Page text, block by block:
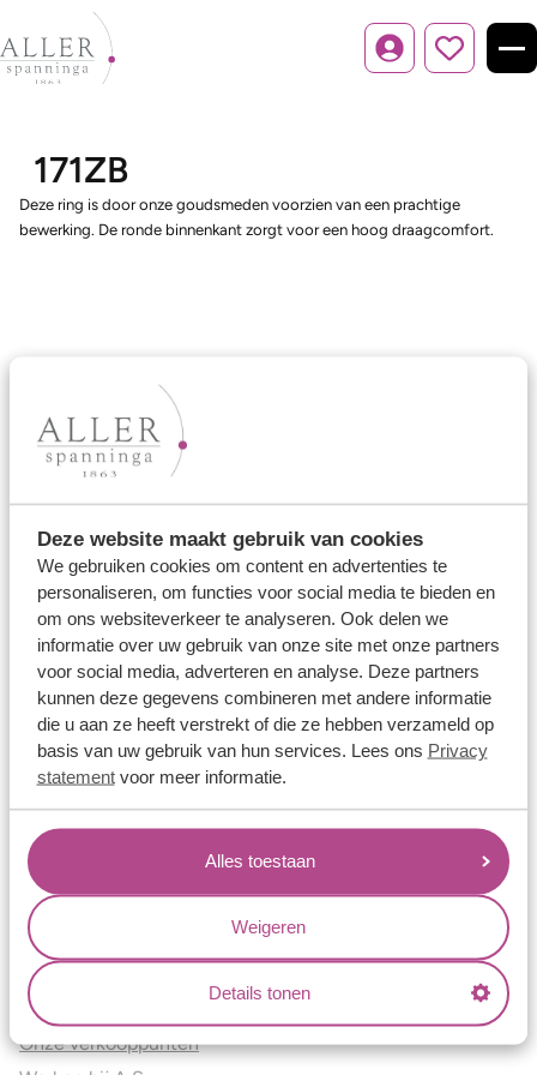
Deze website maakt gebruik van cookies
We gebruiken cookies om content en advertenties te
personaliseren, om functies voor social media te bieden en
om ons websiteverkeer te analyseren. Ook delen we
informatie over uw gebruik van onze site met onze partners
voor social media, adverteren en analyse. Deze partners
kunnen deze gegevens combineren met andere informatie
die u aan ze heeft verstrekt of die ze hebben verzameld op
basis van uw gebruik van hun services. Lees ons Privacy
statementvoor meer informatie.
Alles toestaan
Weigeren
Details tonen
Inloggen
171ZB
Deze ring is door onze goudsmeden voorzien van een prachtige
bewerking. De ronde binnenkant zorgt voor een hoog draagcomfort.
Ons aanbod
Trouwringen
Memoireringen
Verlovingsringen
Vriendschapsringen
Over ons
Aller Spanninga
Historie
Certificaten
Blogs
Jouw voordelen
Conflictvrije Materialen
Oneindig veel mogelijkheden
Kwaliteit
Juweliers & Contact
Onze verkooppunten